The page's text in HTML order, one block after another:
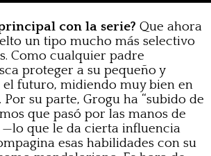
con la serie? Que ahora
un tipo mucho más selectivo
Como cualquier padre
proteger a su pequeño y
futuro, midiendo muy bien en
su parte, Grogu ha “subido de
que pasó por las manos de
—lo que le da cierta influencia
esas habilidades con su